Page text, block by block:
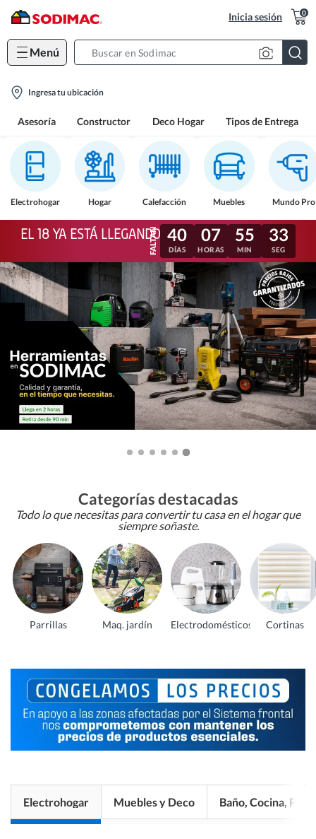
Inicia sesión 0
Menú
location-
Ingresa tu ubicación
Asesoría Constructor Deco Hogar Tipos de Entrega
Electrohogar Hogar Calefacción Muebles Mundo Pro
EL 18 YA ESTÁ LLEGANDO 40
DÍAS
07
HORAS
55
MIN
31
SEG
Categorías destacadas
Todo lo que necesitas para convertir tu casa en el hogar que
siempre soñaste.
Parrillas Maq. jardín Electrodomésticos Cortinas
Electrohogar Muebles y Deco Baño, Cocina, Pisos